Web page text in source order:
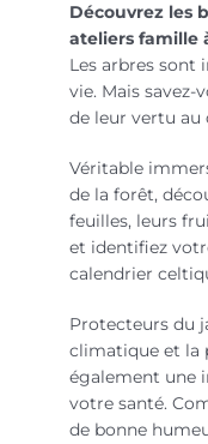
Découvrez les
ateliers famille
Les arbres sont
vie. Mais
de leur vertu au
Véritable
de la forêt,
feuilles, leurs
et identifiez
calendrier
Protecteurs du
climatique et la
également une
votre santé.
de bonne